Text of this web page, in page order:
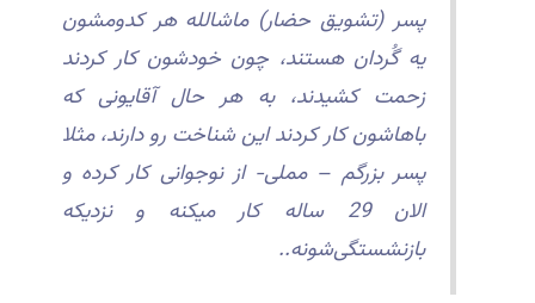
پسر (تشویق حضار) ماشالله هر کدومشون
یه گُردان هستند، چون خودشون کار کردند
زحمت کشیدند، به هر حال آقایونی که
باهاشون کار کردند این شناخت رو دارند، مثلا
پسر بزرگم – مملی- از نوجوانی کار کرده و
الان 29 ساله کار میکنه و نزدیکه
بازنشستگی‌شونه..